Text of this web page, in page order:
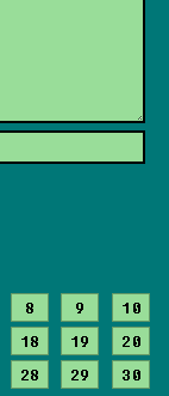
8 9
10
18 19
20
28 29
30